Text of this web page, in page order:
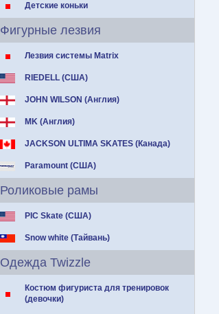
Детские коньки
Фигурные лезвия
Лезвия системы Matrix
RIEDELL (США)
JOHN WILSON (Англия)
MK (Англия)
JACKSON ULTIMA SKATES (Канада)
Paramount (США)
Роликовые рамы
PIC Skate (США)
Snow white (Тайвань)
Одежда Twizzle
Костюм фигуриста для тренировок
(девочки)